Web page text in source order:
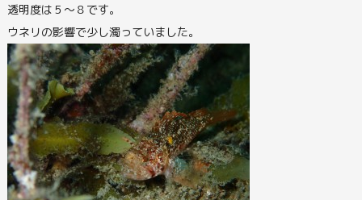
透明度は５～８です。
ウネリの影響で少し濁っていました。